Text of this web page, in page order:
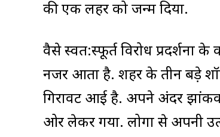
की एक लहर को जन्म दिया.
वैसे स्वत:स्फूर्त विरोध प्रदर्शनों
नजर आता है. शहर के तीन बड़े
गिरावट आई है. अपने अंदर
ओर लेकर गया. लोगों से अपनी